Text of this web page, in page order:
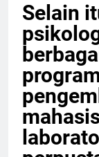
Selain